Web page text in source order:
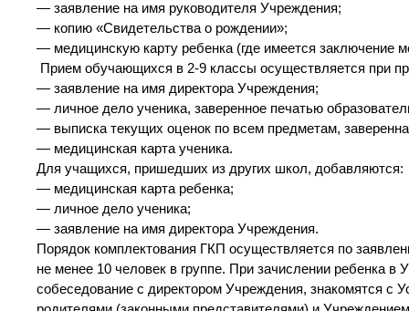
— заявление на имя руководителя Учреждения;
— копию «Свидетельства о рождении»;
— медицинскую карту ребенка (где имеется заключение
Прием обучающихся в 2-9 классы осуществляется при
— заявление на имя директора Учреждения;
— личное дело ученика, заверенное печатью
— выписка текущих оценок по всем предметам,
— медицинская карта ученика.
Для учащихся, пришедших из других школ, добавляются:
— медицинская карта ребенка;
— личное дело ученика;
— заявление на имя директора Учреждения.
Порядок комплектования ГКП осуществляется по
не менее 10 человек в группе. При зачислении ребенка
собеседование с директором Учреждения, знакомятся